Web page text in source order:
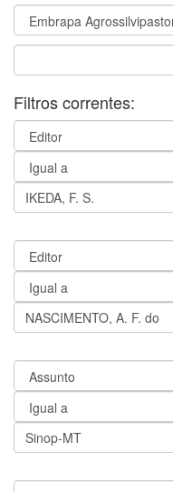
Filtros correntes: